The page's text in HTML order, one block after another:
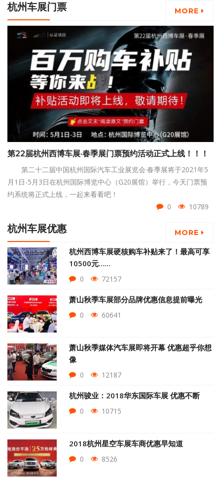
杭州车展门票 MORE
第22届杭州西博车展·春季展门票预约活动正式上线！！！
第二十二届中国杭州国际汽车工业展览会·春季展将于2021年5
月1日-5月3日在杭州国际博览中心（G20展馆）举行，今天门票预
约系统将正式上线，一起来看看吧！
0
10789
杭州车展优惠 MORE
杭州西博车展硬核购车补贴来了！最高可享
10500元……
0 72157
萧山秋季车展部分品牌优惠信息提前曝光
0 60641
萧山秋季媒体汽车展即将开幕 优惠超乎你想
像
0 12187
杭州骏业：2018华东国际车展 优惠不断
0 10715
2018杭州星空车展车商优惠早知道
0 8526